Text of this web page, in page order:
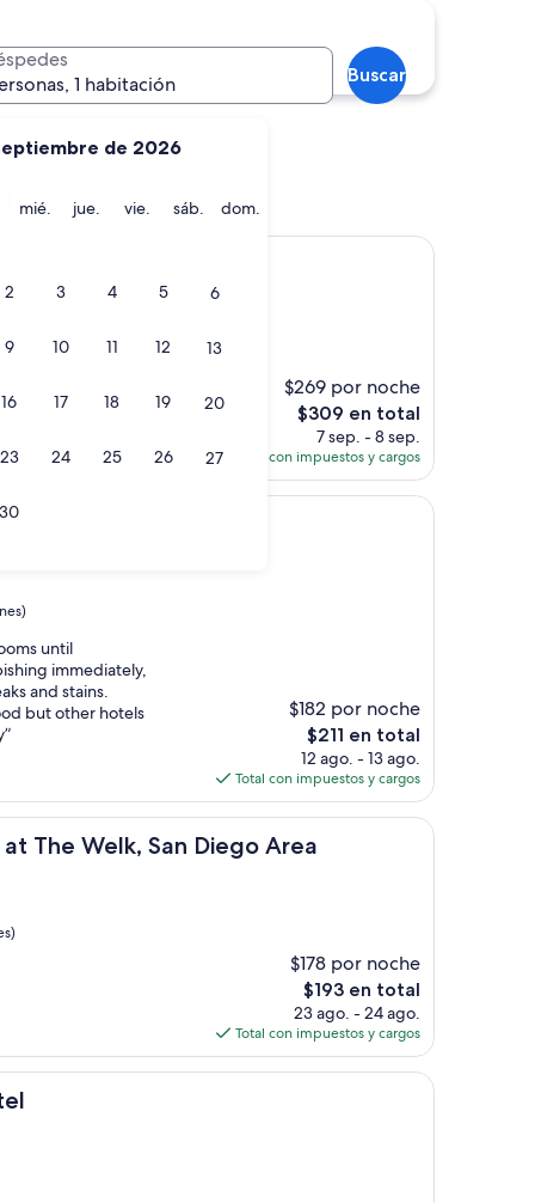
de 2026
martes
mié. miércoles
jue. jueves
vie. viernes
sáb. sábado
dom.
2 3 4 5 6
9 10 11 12 13
16 17 18 19 20
23 24 25 26 27
30
1 habitación
Buscar
de San Diego
$269 por noche
El
precio
actual
es
de
$309 en total
7 sep. - 8 sep.
Total con impuestos y cargos
Bayside
until
immediately,
and stains.
but other hotels
$182 por noche
El
precio
actual
es
de
$211
$211 en total
12 ago. - 13 ago.
Total con impuestos y cargos
The Welk, San Diego Area
San Diego Area
$178 por noche
El
precio
actual
es
de
$193 en total
23 ago. - 24 ago.
Total con impuestos y cargos